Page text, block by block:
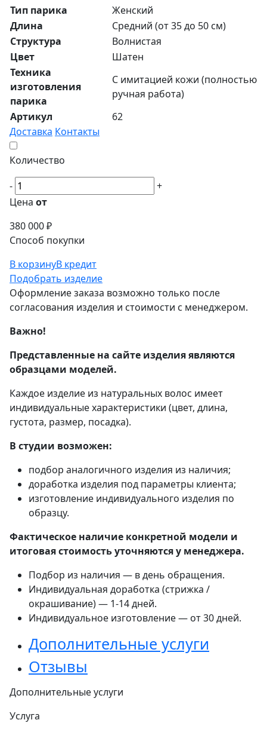
Тип парика
Женский
Длина
Средний (от 35 до 50 см)
Структура
Волнистая
Цвет
Шатен
Техника
изготовления
парика
С имитацией кожи (полностью
ручная работа)
Артикул
62
Доставка Контакты
Количество
-
+
Цена от
380 000 ₽
Способ покупки
В корзинуВ кредит
Подобрать изделие
Оформление заказа возможно только после
согласования изделия и стоимости с менеджером.
Важно!
Представленные на сайте изделия являются
образцами моделей.
Каждое изделие из натуральных волос имеет
индивидуальные характеристики (цвет, длина,
густота, размер, посадка).
В студии возможен:
подбор аналогичного изделия из наличия;
доработка изделия под параметры клиента;
изготовление индивидуального изделия по
образцу.
Фактическое наличие конкретной модели и
итоговая стоимость уточняются у менеджера.
Подбор из наличия — в день обращения.
Индивидуальная доработка (стрижка /
окрашивание) — 1-14 дней.
Индивидуальное изготовление — от 30 дней.
Дополнительные услуги
Отзывы
Дополнительные услуги
Услуга